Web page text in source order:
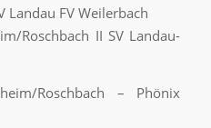
Landau FV Weilerbach
Roschbach II SV Landau-
Roschbach – Phönix